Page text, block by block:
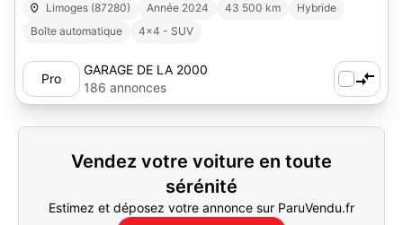
Limoges (87280) Année 2024 43 500 km
Hybride
Boîte automatique
4x4 - SUV
Pro
GARAGE DE LA 2000
186 annonces
Vendez votre voiture en toute
sérénité
Estimez et déposez votre annonce sur ParuVendu.fr